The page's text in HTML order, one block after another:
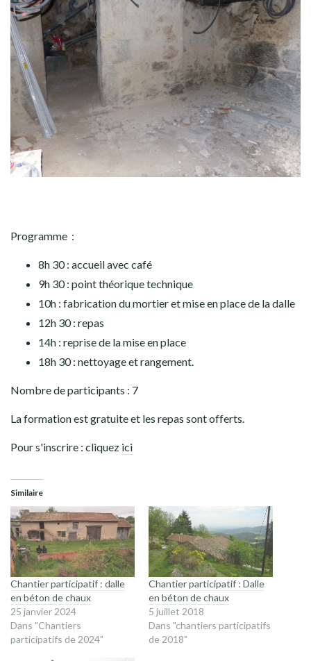
Programme :
8h 30 : accueil avec café
9h 30 : point théorique technique
10h : fabrication du mortier et mise en place de la dalle
12h 30 : repas
14h : reprise de la mise en place
18h 30 : nettoyage et rangement.
Nombre de participants : 7
La formation est gratuite et les repas sont offerts.
Pour s'inscrire : cliquez ici
Similaire
Chantier participatif : dalle
en béton de chaux
25 janvier 2024
Dans "Chantiers
participatifs de 2024"
Chantier participatif : Dalle
en béton de chaux
5 juillet 2018
Dans "chantiers participatifs
de 2018"